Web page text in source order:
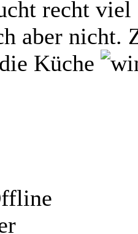
recht
aber nicht.
Küche